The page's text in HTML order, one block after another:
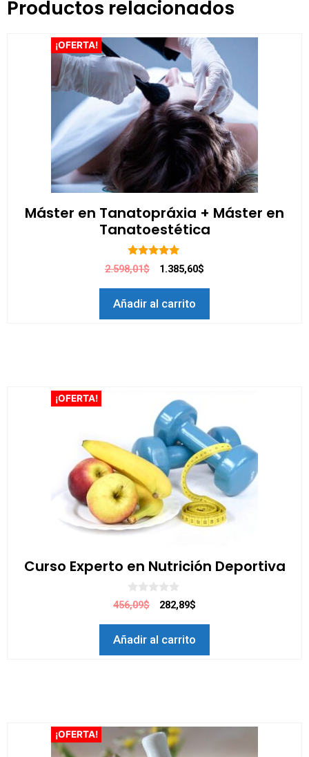
Productos relacionados
¡OFERTA!
Máster en Tanatopráxia + Máster en
Tanatoestética
5.00
de 5
2.598,01$ 1.385,60$
Añadir al carrito
¡OFERTA!
Curso Experto en Nutrición Deportiva
0
d
456,09$ 282,89$
Añadir al carrito
¡OFERTA!